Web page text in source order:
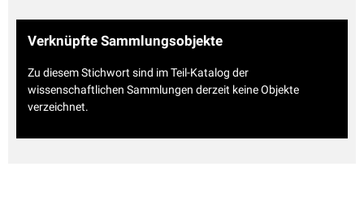
Verknüpfte Sammlungsobjekte
Zu diesem Stichwort sind im Teil-Katalog der
wissenschaftlichen Sammlungen derzeit keine Objekte
verzeichnet.